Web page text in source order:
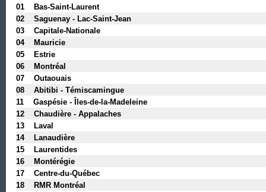
01 Bas-Saint-Laurent
02 Saguenay - Lac-Saint-Jean
03 Capitale-Nationale
04 Mauricie
05 Estrie
06 Montréal
07 Outaouais
08 Abitibi - Témiscamingue
11 Gaspésie - Îles-de-la-Madeleine
12 Chaudière - Appalaches
13 Laval
14 Lanaudière
15 Laurentides
16 Montérégie
17 Centre-du-Québec
18 RMR Montréal